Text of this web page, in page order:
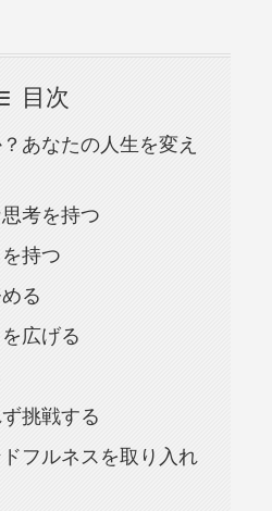
目次
あなたの人生を変え
考を持つ
持つ
る
広げる
挑戦する
フルネスを取り入れ